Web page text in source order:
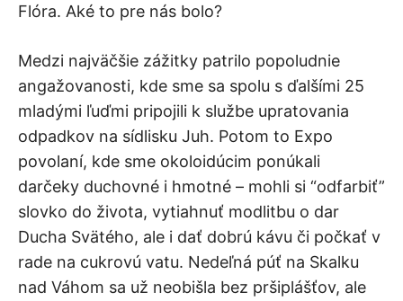
Flóra. Aké to pre nás bolo?
Medzi najväčšie zážitky patrilo popoludnie
angažovanosti, kde sme sa spolu s ďalšími 25
mladými ľuďmi pripojili k službe upratovania
odpadkov na sídlisku Juh. Potom to Expo
povolaní, kde sme okoloidúcim ponúkali
darčeky duchovné i hmotné – mohli si “odfarbiť”
slovko do života, vytiahnuť modlitbu o dar
Ducha Svätého, ale i dať dobrú kávu či počkať v
rade na cukrovú vatu. Nedeľná púť na Skalku
nad Váhom sa už neobišla bez pršiplášťov, ale